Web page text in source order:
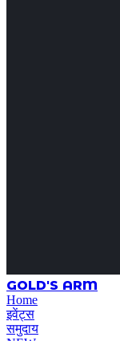
GOLD'S ARM
Home
इवेंट्स
समुदाय